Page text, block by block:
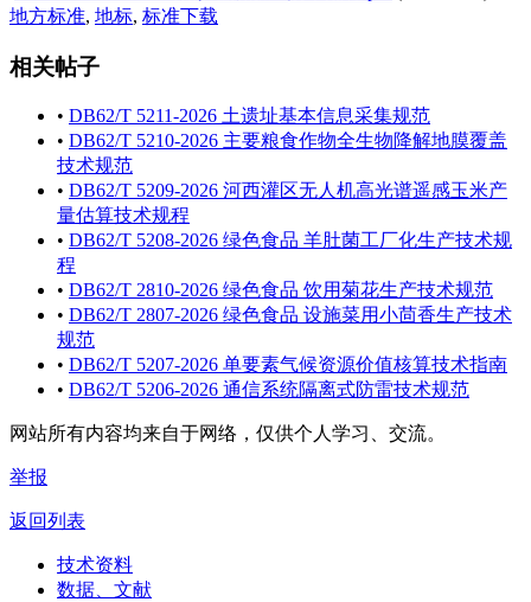
地方标准, 地标, 标准下载
相关帖子
• DB62/T 5211-2026 土遗址基本信息采集规范
• DB62/T 5210-2026 主要粮食作物全生物降解地膜覆盖
技术规范
• DB62/T 5209-2026 河西灌区无人机高光谱遥感玉米产
量估算技术规程
• DB62/T 5208-2026 绿色食品 羊肚菌工厂化生产技术规
程
• DB62/T 2810-2026 绿色食品 饮用菊花生产技术规范
• DB62/T 2807-2026 绿色食品 设施菜用小茴香生产技术
规范
• DB62/T 5207-2026 单要素气候资源价值核算技术指南
• DB62/T 5206-2026 通信系统隔离式防雷技术规范
网站所有内容均来自于网络，仅供个人学习、交流。
举报
返回列表
技术资料
数据、文献